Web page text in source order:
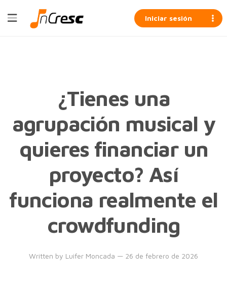
Iniciar sesión
¿Tienes una
agrupación musical y
quieres financiar un
proyecto? Así
funciona realmente el
crowdfunding
Written by Luifer Moncada — 26 de febrero de 2026